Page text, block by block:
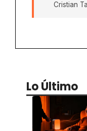
Cristian
Lo Último